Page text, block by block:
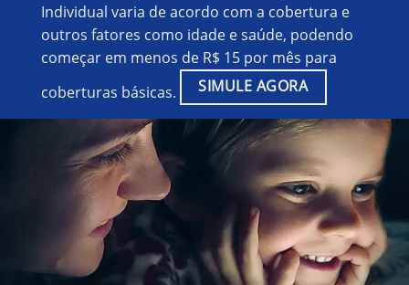
Individual varia de acordo com a cobertura e
outros fatores como idade e saúde, podendo
começar em menos de R$ 15 por mês para
coberturas básicas.
SIMULE AGORA